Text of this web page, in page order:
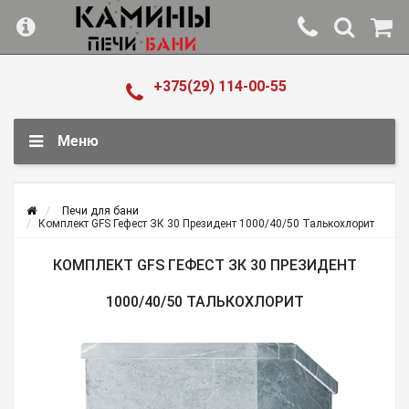
+375(29) 114-00-55
Меню
Печи для бани
Комплект GFS Гефест ЗК 30 Президент 1000/40/50 Талькохлорит
КОМПЛЕКТ GFS ГЕФЕСТ ЗК 30 ПРЕЗИДЕНТ
1000/40/50 ТАЛЬКОХЛОРИТ